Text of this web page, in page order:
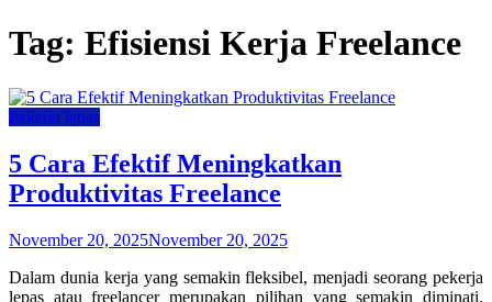
Tag: Efisiensi Kerja Freelance
Pekerja lepas
5 Cara Efektif Meningkatkan
Produktivitas Freelance
November 20, 2025November 20, 2025
Dalam dunia kerja yang semakin fleksibel, menjadi seorang pekerja
lepas atau freelancer merupakan pilihan yang semakin diminati.